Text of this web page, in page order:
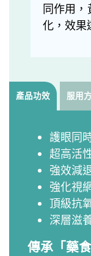
同作用，
化，效果
產品功效 服用
護眼同
超高活
強效減
強化視
頂級抗
深層滋
傳承「藥